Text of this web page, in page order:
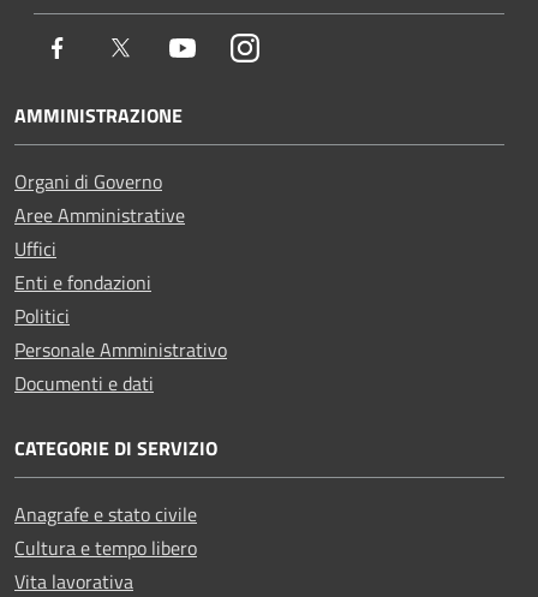
Facebook Twitter YoutubeInstagram
AMMINISTRAZIONE
Organi di Governo
Aree Amministrative
Uffici
Enti e fondazioni
Politici
Personale Amministrativo
Documenti e dati
CATEGORIE DI SERVIZIO
Anagrafe e stato civile
Cultura e tempo libero
Vita lavorativa